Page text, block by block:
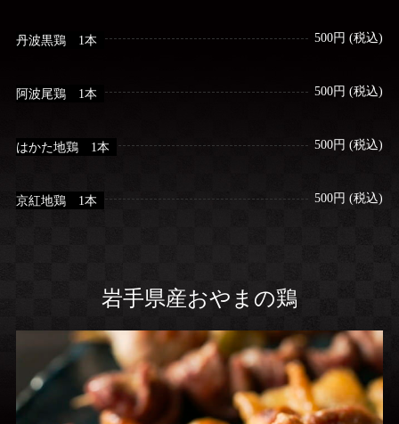
丹波黒鶏 1本 500円 (税込)
阿波尾鶏 1本 500円 (税込)
はかた地鶏 1本 500円 (税込)
京紅地鶏 1本 500円 (税込)
岩手県産おやまの鶏